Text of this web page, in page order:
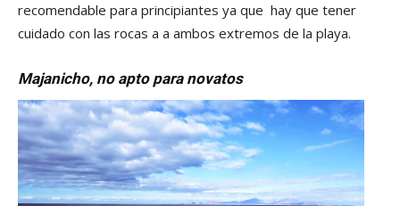
recomendable para principiantes ya que hay que tener
cuidado con las rocas a a ambos extremos de la playa.
Majanicho, no apto para novatos